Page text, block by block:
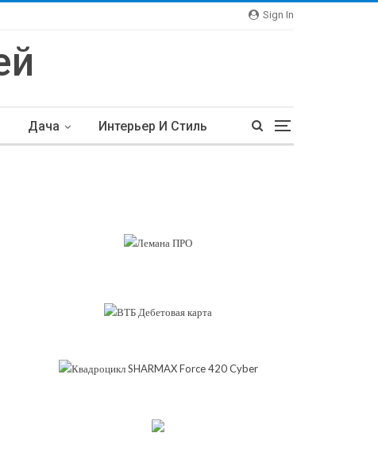
Sign In
Дача Интерьер И Стиль